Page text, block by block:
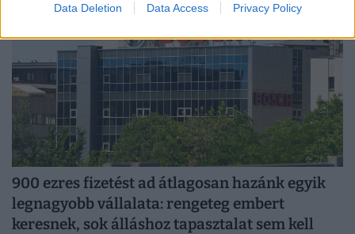
Data Deletion Data Access Privacy Policy
900 ezres fizetést ad átlagosan hazánk egyik
legnagyobb vállalata: rengeteg embert
keresnek, sok álláshoz tapasztalat sem kell